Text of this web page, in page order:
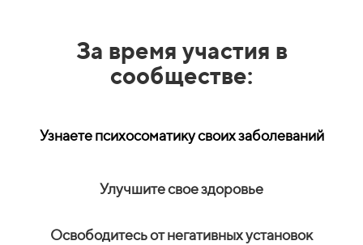
За время участия в
сообществе:
Узнаете психосоматику своих заболеваний
Улучшите свое здоровье
Освободитесь от негативных установок